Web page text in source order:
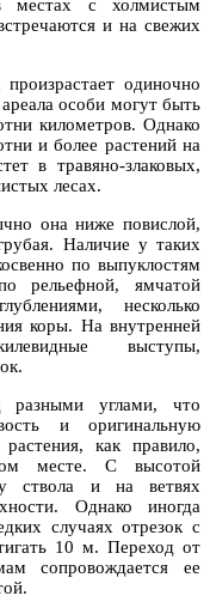
местах с холмистым
и на свежих
одиночно
особи могут быть
километров. Однако
и более растений на
в травяно-злаковых,
лесах.
она ниже повислой,
Наличие у таких
по выпуклостям
рельефной, ямчатой
несколько
коры. На внутренней
выступы,
разными углами, что
и оригинальную
как правило,
месте. С высотой
ствола и на ветвях
Однако иногда
случаях отрезок с
10 м. Переход от
сопровождается ее